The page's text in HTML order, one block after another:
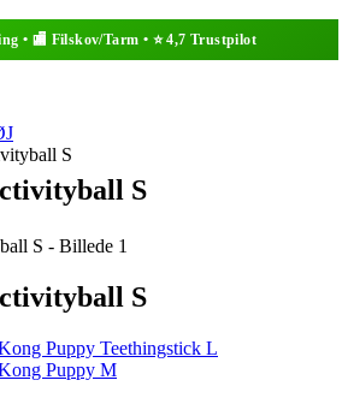
S
S
S
Puppy Teethingstick L
Puppy M